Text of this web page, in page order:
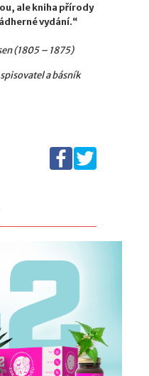
ale kniha přírody
vydání.“
(1805 – 1875)
a básník